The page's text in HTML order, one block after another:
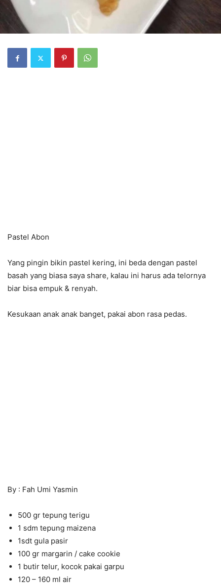
Pastel Abon
Yang pingin bikin pastel kering, ini beda dengan pastel
basah yang biasa saya share, kalau ini harus ada telornya
biar bisa empuk & renyah.
Kesukaan anak anak banget, pakai abon rasa pedas.
By : Fah Umi Yasmin
500 gr tepung terigu
1 sdm tepung maizena
1sdt gula pasir
100 gr margarin / cake cookie
1 butir telur, kocok pakai garpu
120 – 160 ml air